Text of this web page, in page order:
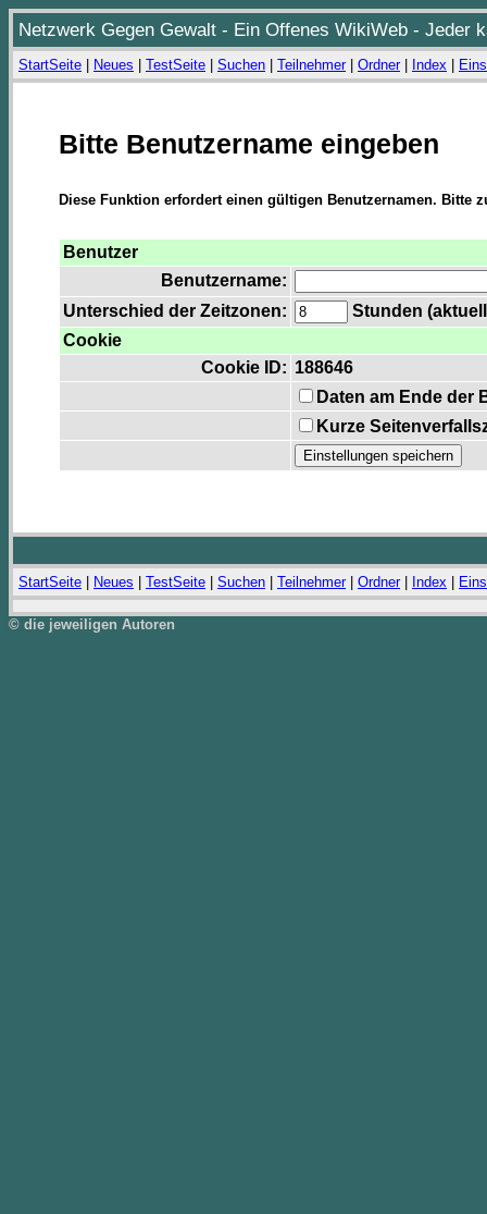
Netzwerk Gegen Gewalt - Ein Offenes WikiWeb - Jeder
StartSeite Neues TestSeite Suchen Teilnehmer| Ordner| Index
Bitte Benutzername eingeben
Diese Funktion erfordert einen gültigen Benutzernamen. Bitte
Benutzer
Benutzername:
Unterschied der Zeitzonen:
Stunden
Cookie
Cookie ID: 188646
Daten am Ende der
Kurze
StartSeite Neues TestSeite Suchen Teilnehmer| Ordner| Index
© die jeweiligen Autoren